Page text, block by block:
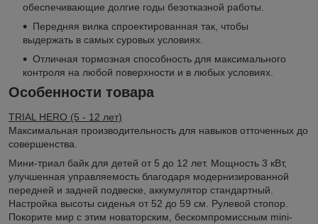
обеспечивающие долгие годы безотказной работы.
Передняя вилка спроектированная так, чтобы
выдержать в самых суровых условиях.
Отличная тормозная способность для максимального
контроля на любой поверхности и в любых условиях.
Особенности товара
TRIAL HERO (5 - 12 лет)
Максимальная производительность для навыков отточенных до
совершенства.
Мини-триал байк для детей от 5 до 12 лет. Мощность 3 кВт,
улучшенная управляемость благодаря модернизированной
передней и задней подвеске, аккумулятор стандартный.
Настройка высоты сиденья от 52 до 59 см. Рулевой стопор.
Покорите мир с этим новаторским, бескомпромиссным mini-